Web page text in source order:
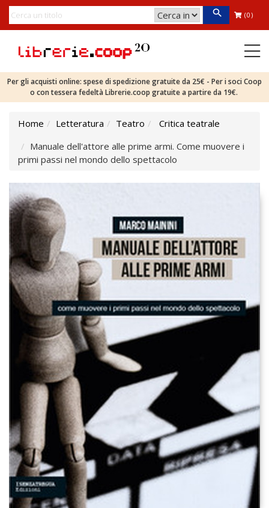
(0)
Per gli acquisti online: spese di spedizione gratuite da 25€ - Per i soci Coop
o con tessera fedeltà Librerie.coop gratuite a partire da 19€.
Home Letteratura Teatro
Critica teatrale
Manuale dell'attore alle prime armi. Come muovere i
primi passi nel mondo dello spettacolo